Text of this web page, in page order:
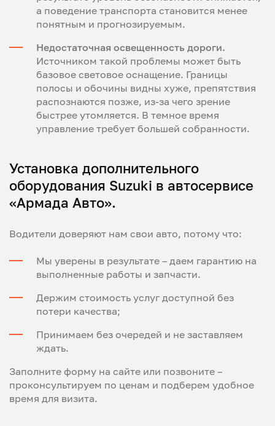
а поведение транспорта становится менее
понятным и прогнозируемым.
Недостаточная освещенность дороги.
Источником такой проблемы может быть
базовое световое оснащение. Границы
полосы и обочины видны хуже, препятствия
распознаются позже, из-за чего зрение
быстрее утомляется. В темное время
управление требует большей собранности.
Установка дополнительного
оборудования Suzuki в автосервисе
«Армада Авто».
Водители доверяют нам свои авто, потому что:
Мы уверены в результате – даем гарантию на
выполненные работы и запчасти.
Держим стоимость услуг доступной без
потери качества;
Принимаем без очередей и не заставляем
ждать.
Заполните форму на сайте или позвоните –
проконсультируем по ценам и подберем удобное
время для визита.